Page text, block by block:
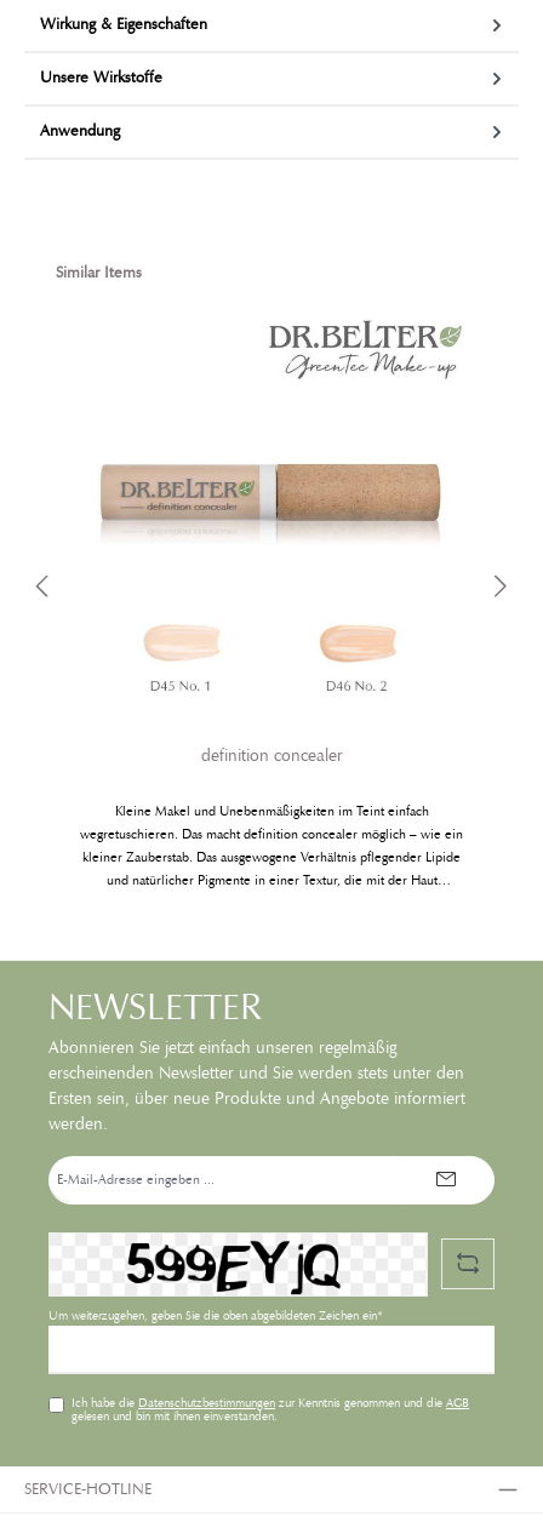
Wirkung & Eigenschaften
Unsere Wirkstoffe
Anwendung
Produktgalerie überspringen
Similar Items
definition concealer
Kleine Makel und Unebenmäßigkeiten im Teint einfach
wegretuschieren. Das macht definition concealer möglich – wie ein
kleiner Zauberstab. Das ausgewogene Verhältnis pflegender Lipide
und natürlicher Pigmente in einer Textur, die mit der Haut
NEWSLETTER
Abonnieren Sie jetzt einfach unseren regelmäßig
erscheinenden Newsletter und Sie werden stets unter den
Ersten sein, über neue Produkte und Angebote informiert
werden.
E-
Mail-
Adresse*
Um weiterzugehen, geben Sie die oben abgebildeten Zeichen ein*
Ich habe die Datenschutzbestimmungenzur Kenntnis genommen und die AGB
gelesen und bin mit ihnen einverstanden.
SERVICE-HOTLINE